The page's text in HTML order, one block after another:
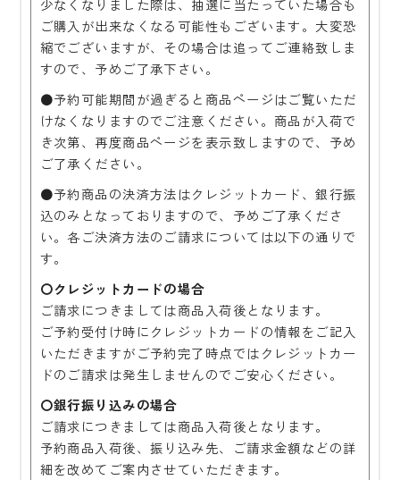
少なくなりました際は、抽選に当たっていた場合も
ご購入が出来なくなる可能性もございます。大変恐
縮でございますが、その場合は追ってご連絡致しま
すので、予めご了承下さい。
●予約可能期間が過ぎると商品ページはご覧いただ
けなくなりますのでご注意ください。商品が入荷で
き次第、再度商品ページを表示致しますので、予め
ご了承ください。
●予約商品の決済方法はクレジットカード、銀行振
込のみとなっておりますので、予めご了承くださ
い。各ご決済方法のご請求については以下の通りで
す。
〇クレジットカードの場合
ご請求につきましては商品入荷後となります。
ご予約受付け時にクレジットカードの情報をご記入
いただきますがご予約完了時点ではクレジットカー
ドのご請求は発生しませんのでご安心ください。
〇銀行振り込みの場合
ご請求につきましては商品入荷後となります。
予約商品入荷後、振り込み先、ご請求金額などの詳
細を改めてご案内させていただきます。